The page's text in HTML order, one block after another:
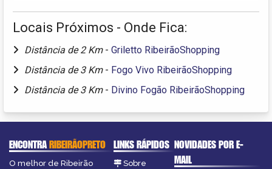
Locais Próximos - Onde Fica:
Distância de 2 Km - Griletto RibeirãoShopping
Distância de 3 Km - Fogo Vivo RibeirãoShopping
Distância de 3 Km - Divino Fogão RibeirãoShopping
ENCONTRARIBEIRÃOPRETO
O melhor de Ribeirão
LINKS RÁPIDOS
Sobre
NOVIDADES POR E-
MAIL